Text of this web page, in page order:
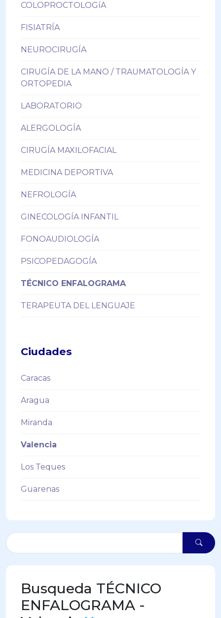
COLOPROCTOLOGíA
FISIATRÍA
NEUROCIRUGÍA
CIRUGÍA DE LA MANO / TRAUMATOLOGÍA Y
ORTOPEDIA
LABORATORIO
ALERGOLOGÍA
CIRUGÍA MAXILOFACIAL
MEDICINA DEPORTIVA
NEFROLOGÍA
GINECOLOGÍA INFANTIL
FONOAUDIOLOGÍA
PSICOPEDAGOGÍA
TÉCNICO ENFALOGRAMA
TERAPEUTA DEL LENGUAJE
Ciudades
Caracas
Aragua
Miranda
Valencia
Los Teques
Guarenas
Busqueda TÉCNICO
ENFALOGRAMA -